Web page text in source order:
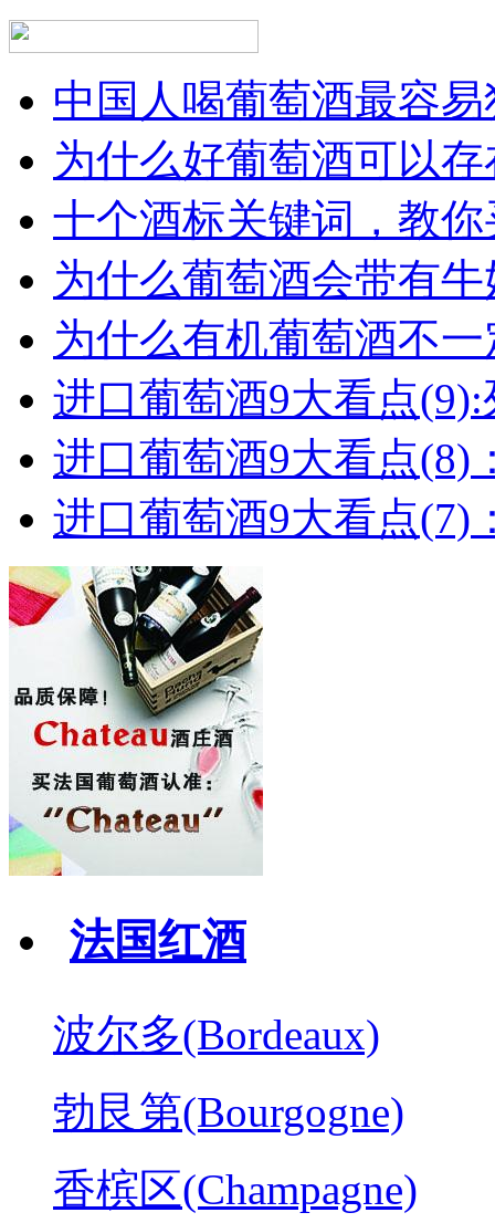
中国人喝葡萄酒最容
为什么好葡萄酒可以
十个酒标关键词，教
为什么葡萄酒会带有
为什么有机葡萄酒不
进口葡萄酒9大看点(9):
进口葡萄酒9大看点(8)
进口葡萄酒9大看点(7)
法国红酒
波尔多(Bordeaux)
勃艮第(Bourgogne)
香槟区(Champagne)